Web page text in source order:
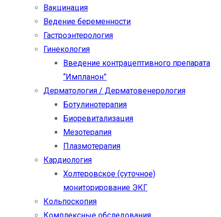
Вакцинация
Ведение беременности
Гастроэнтерология
Гинекология
Введение контрацептивного препарата
“Импланон”
Дерматология / Дерматовенерология
Ботулинотерапия
Биоревитализация
Мезотерапия
Плазмотерапия
Кардиология
Холтеровское (суточное)
мониторирование ЭКГ
Кольпоскопия